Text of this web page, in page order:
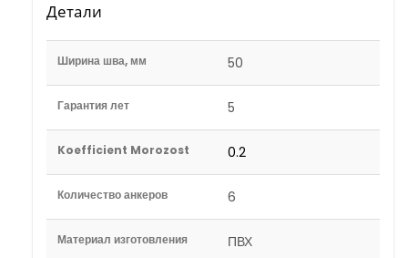
Детали
Ширина шва, мм 50
Гарантия лет 5
Koefficient Morozost 0.2
Количество анкеров 6
Материал изготовления ПВХ